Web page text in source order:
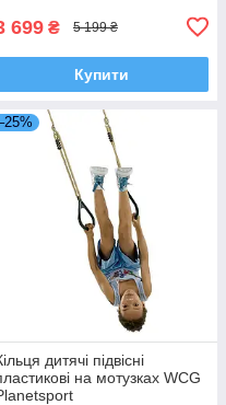
699 ₴ 5 199 ₴
Купити
дитячі підвісні
на мотузках WCG